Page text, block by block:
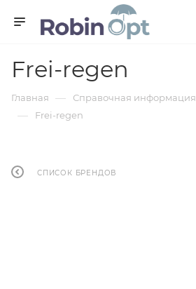
Frei-regen
Главная — Справочная информация
— Frei-regen
СПИСОК БРЕНДОВ